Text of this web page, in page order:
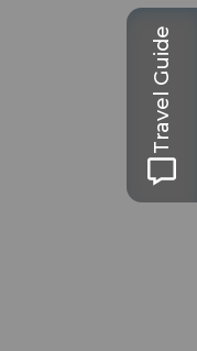
Travel Guide